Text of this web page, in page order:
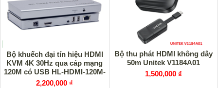
Bộ khuếch đại tín hiệu HDMI
KVM 4K 30Hz qua cáp mạng
120M có USB HL-HDMI-120M-
4K HOLINK
2,200,000 ₫
Bộ thu phát HDMI không dây
50m Unitek V1184A01
1,500,000 ₫